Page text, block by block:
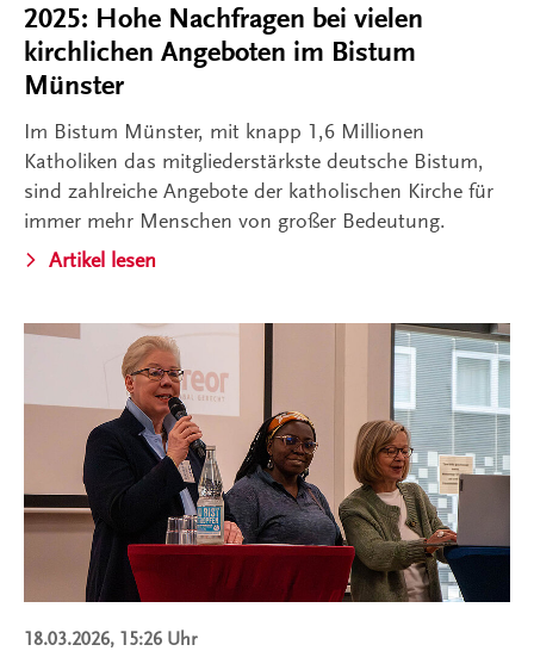
2025: Hohe Nachfragen bei vielen
kirchlichen Angeboten im Bistum
Münster
Im Bistum Münster, mit knapp 1,6 Millionen
Katholiken das mitgliederstärkste deutsche Bistum,
sind zahlreiche Angebote der katholischen Kirche für
immer mehr Menschen von großer Bedeutung.
Artikel lesen
18.03.2026, 15:26 Uhr